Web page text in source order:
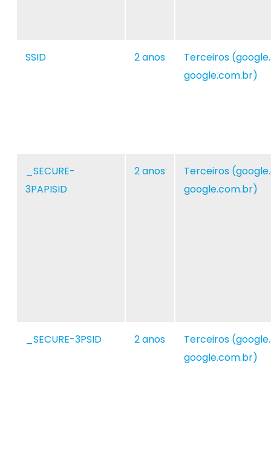
SSID 2 anos
Terceiros
google.com.br)
_SECURE-
3PAPISID
2 anos
Terceiros
google.com.br)
_SECURE-3PSID 2 anos
Terceiros
google.com.br)